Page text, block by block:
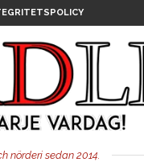
nörderi sedan 2014.